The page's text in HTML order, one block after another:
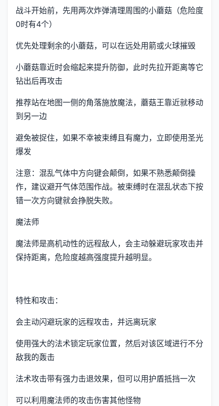
战斗开始前，先用两次炸弹清理周围的小蘑菇（危险度
0时有4个）
优先处理剩余的小蘑菇，可以在远处用箭或火球摧毁
小蘑菇靠近时会缩起来提升防御，此时先拉开距离等它
钻出后再攻击
推荐站在地图一侧的角落施放魔法，蘑菇王靠近就移动
到另一边
避免被捉住，如果不幸被束缚且有魔力，立即使用圣光
爆发
注意：混乱气体中方向键会颠倒，如果不熟悉颠倒操
作，建议避开气体范围作战。被束缚时在混乱状态下按
错一次方向键就会挣脱失败。
魔法师
魔法师是高机动性的远程敌人，会主动躲避玩家攻击并
保持距离，危险度越高强度提升越明显。
特性和攻击：
会主动闪避玩家的远程攻击，并远离玩家
使用强大的法术锁定玩家位置，然后对该区域进行不分
敌我的轰击
法术攻击带有强力击退效果，但可以用护盾抵挡一次
可以利用魔法师的攻击伤害其他怪物